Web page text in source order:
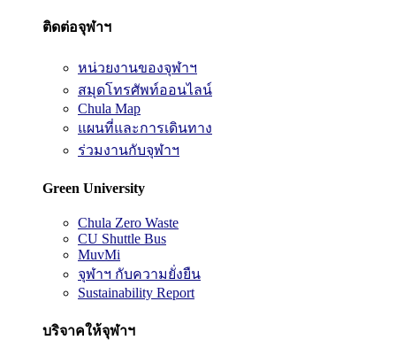
ติดต่อจุฬาฯ
หน่วยงานของจุฬาฯ
สมุดโทรศัพท์ออนไลน์
Chula Map
แผนที่และการเดินทาง
ร่วมงานกับจุฬาฯ
Green University
Chula Zero Waste
CU Shuttle Bus
MuvMi
จุฬาฯ กับความยั่งยืน
Sustainability Report
บริจาคให้จุฬาฯ